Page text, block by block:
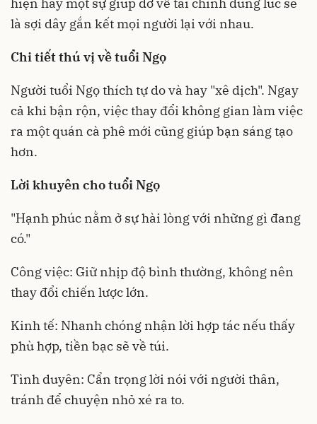
hiện hay một sự giúp đỡ về tài chính đúng lúc sẽ
là sợi dây gắn kết mọi người lại với nhau.
Chi tiết thú vị về tuổi Ngọ
Người tuổi Ngọ thích tự do và hay "xê dịch". Ngay
cả khi bận rộn, việc thay đổi không gian làm việc
ra một quán cà phê mới cũng giúp bạn sáng tạo
hơn.
Lời khuyên cho tuổi Ngọ
"Hạnh phúc nằm ở sự hài lòng với những gì đang
có."
Công việc: Giữ nhịp độ bình thường, không nên
thay đổi chiến lược lớn.
Kinh tế: Nhanh chóng nhận lời hợp tác nếu thấy
phù hợp, tiền bạc sẽ về túi.
Tình duyên: Cẩn trọng lời nói với người thân,
tránh để chuyện nhỏ xé ra to.